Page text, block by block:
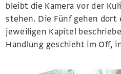
bleibt die Kamera vor der
stehen. Die Fünf gehen dort
jeweiligen Kapitel
Handlung geschieht im Off,